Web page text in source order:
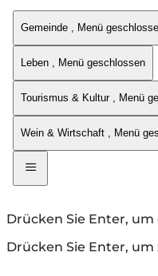
Gemeinde , Menü
Leben , Menü geschlossen
Tourismus & Kultur , Menü
Wein & Wirtschaft , Menü
Drücken Sie Enter,
Drücken Sie Enter, um